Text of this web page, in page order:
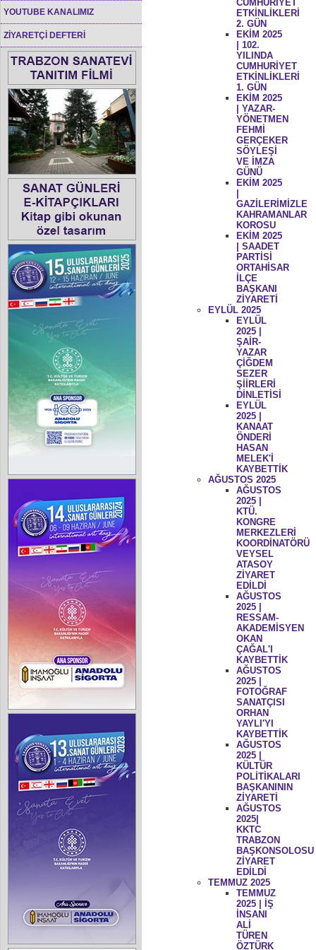
YOUTUBE KANALIMIZ
ZİYARETÇİ DEFTERİ
CUMHURİYET
ETKİNLİKLERİ
2. GÜN
EKİM 2025
| 102.
YILINDA
CUMHURİYET
ETKİNLİKLERİ
1. GÜN
EKİM 2025
| YAZAR-
YÖNETMEN
FEHMİ
GERÇEKER
SÖYLEŞİ
VE İMZA
GÜNÜ
EKİM 2025
GAZİLERİMİZLE
KAHRAMANLAR
KOROSU
EKİM 2025
| SAADET
PARTİSİ
ORTAHİSAR
İLÇE
BAŞKANI
ZİYARETİ
EYLÜL 2025
EYLÜL
2025 |
ŞAİR-
YAZAR
ÇİĞDEM
SEZER
ŞİİRLERİ
DİNLETİSİ
EYLÜL
2025 |
KANAAT
ÖNDERİ
HASAN
MELEK'İ
KAYBETTİK
AĞUSTOS 2025
AĞUSTOS
2025 |
KTÜ.
KONGRE
MERKEZLERİ
KOORDİNATÖRÜ
VEYSEL
ATASOY
ZİYARET
EDİLDİ
AĞUSTOS
2025 |
RESSAM-
AKADEMİSYEN
OKAN
ÇAĞAL'I
KAYBETTİK
AĞUSTOS
2025 |
FOTOĞRAF
SANATÇISI
ORHAN
YAYLI'YI
KAYBETTİK
AĞUSTOS
2025 |
KÜLTÜR
POLİTİKALARI
BAŞKANININ
ZİYARETİ
AĞUSTOS
2025|
KKTC
TRABZON
BAŞKONSOLOSU
ZİYARET
EDİLDİ
TEMMUZ 2025
TEMMUZ
2025 | İŞ
İNSANI
ALİ
TÜREN
ÖZTÜRK